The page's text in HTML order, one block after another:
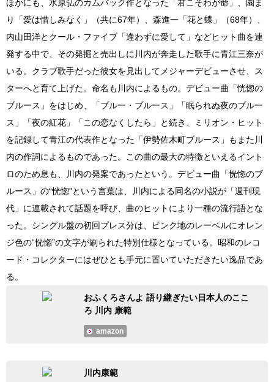
ほかにも、水原弘のカムバック作となった「君こそわが命」、園ま
り「愛は惜しみなく」（共に67年）、森進一「花と蝶」（68年）、
内山田洋とクール・ファイブ「逢わずに愛して」などヒット曲を連
発する中で、その発掘と売出しに川内が奔走した歌手に青江三奈が
いる。クラブ歌手だった彼女を見出してメジャーデビューさせ、ス
ターへと育て上げた。命名も川内によるもの。デビュー曲「恍惚の
ブルース」をはじめ、「ブルー・ブルース」「眠られぬ夜のブルー
ス」「夜の紅花」「この恋なくしたら」と続き、ミリオン・ヒット
を記録して青江の代表作となった「伊勢佐木町ブルース」もまた川
内の作詞によるものであった。この曲の最大の特徴といえるイント
ロのため息も、川内の発案であったという。デビュー曲「恍惚のブ
ルース」の“恍惚”という言葉は、川内による同名の小説が「週刊現
代」に連載されて話題を呼び、曲のヒットにより一種の流行語とな
った。シングル盤の初回プレス分は、ピンク地のレーベルにオレン
ジ色の“恍惚”の文字が刷られた特別仕様となっている。昭和のレコ
ード・コレクターにはぜひとも手元に置いていただきたい逸品であ
る。
おふくろさんよ 語り継ぎたい日本人のここ
ろ 川内 康範
amazon
川内康範